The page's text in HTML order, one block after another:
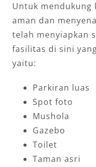
Untuk mendukung
aman dan
telah menyiapkan
fasilitas di sini
yaitu:
Parkiran luas
Spot foto
Mushola
Gazebo
Toilet
Taman asri